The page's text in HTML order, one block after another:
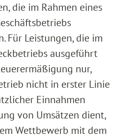
die im Rahmen eines
Für Leistungen, die im
ausgeführt
nur,
nicht in erster Linie
Einnahmen
von Umsätzen dient,
Wettbewerb mit dem